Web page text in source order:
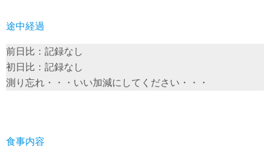
途中経過
前日比：記録なし
初日比：記録なし
測り忘れ・・・いい加減にしてください・・・
食事内容